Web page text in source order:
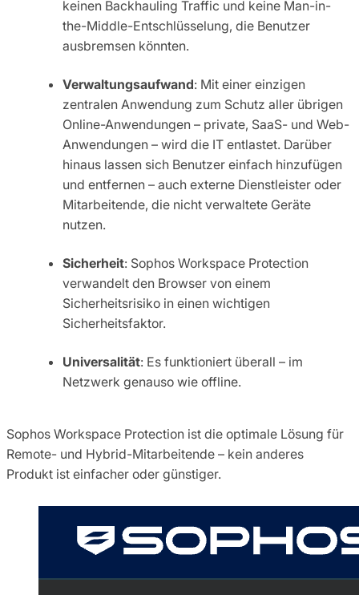
keinen Backhauling Traffic und keine Man-in-
the-Middle-Entschlüsselung, die Benutzer
ausbremsen könnten.
Verwaltungsaufwand: Mit einer einzigen
zentralen Anwendung zum Schutz aller übrigen
Online-Anwendungen – private, SaaS- und Web-
Anwendungen – wird die IT entlastet. Darüber
hinaus lassen sich Benutzer einfach hinzufügen
und entfernen – auch externe Dienstleister oder
Mitarbeitende, die nicht verwaltete Geräte
nutzen.
Sicherheit: Sophos Workspace Protection
verwandelt den Browser von einem
Sicherheitsrisiko in einen wichtigen
Sicherheitsfaktor.
Universalität: Es funktioniert überall – im
Netzwerk genauso wie offline.
Sophos Workspace Protection ist die optimale Lösung für
Remote- und Hybrid-Mitarbeitende – kein anderes
Produkt ist einfacher oder günstiger.